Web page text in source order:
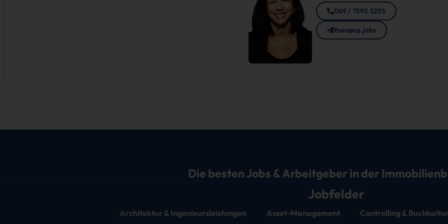
069 / 7595 3255
thau@cp.jobs
Die besten Jobs & Arbeitgeber in der
Jobfelder
Architektur & Ingenieursleistungen Asset-Management Controlling &